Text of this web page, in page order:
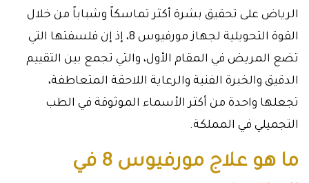
الرياض على تحقيق بشرة أكثر تماسكاً وشباباً من خلال
القوة التحويلية لجهاز مورفيوس 8، إذ إن فلسفتها التي
تضع المريض في المقام الأول، والتي تجمع بين التقييم
الدقيق والخبرة الفنية والرعاية اللاحقة المتعاطفة،
تجعلها واحدة من أكثر الأسماء الموثوقة في الطب
التجميلي في المملكة.
ما هو علاج مورفيوس 8 في